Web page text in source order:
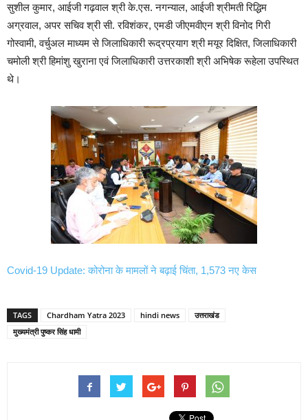
सुशील कुमार, आईजी गढ़वाल श्री के.एस. नगन्याल, आईजी श्रीमती रिद्धिम
अग्रवाल, अपर सचिव श्री सी. रविशंकर, एमडी जीएमवीएन श्री विनोद गिरी
गोस्वामी, वर्चुअल माध्यम से जिलाधिकारी रूद्रप्रयाग श्री मयूर दिक्षित, जिलाधिकारी
चमोली श्री हिमांशु खुराना एवं जिलाधिकारी उत्तरकाशी श्री अभिषेक रूहेला उपस्थित
थे।
Covid-19 Update: कोरोना के मामलों ने बढ़ाई चिंता, 1,573 नए केस
TAGS Chardham Yatra 2023 hindi news
उत्तराखंड
मुख्यमंत्री पुष्कर सिंह धामी